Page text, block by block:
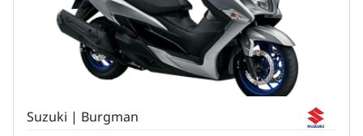
Suzuki | Burgman